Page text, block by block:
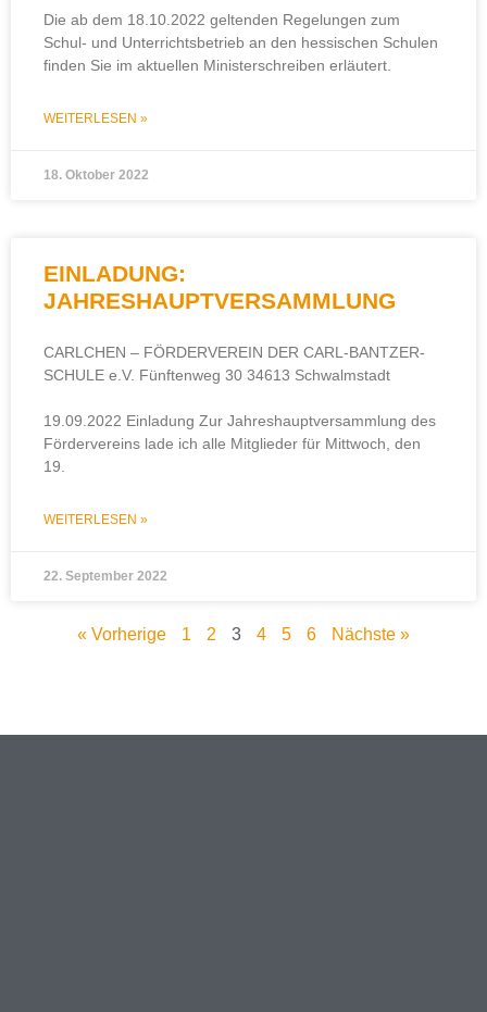
Die ab dem 18.10.2022 geltenden Regelungen zum
Schul- und Unterrichtsbetrieb an den hessischen Schulen
finden Sie im aktuellen Ministerschreiben erläutert. ​
WEITERLESEN »
18. Oktober 2022
EINLADUNG:
JAHRESHAUPTVERSAMMLUNG
CARLCHEN – FÖRDERVEREIN DER CARL-BANTZER-
SCHULE e.V. Fünftenweg 30 34613 Schwalmstadt
19.09.2022 Einladung Zur Jahreshauptversammlung des
Fördervereins lade ich alle Mitglieder für Mittwoch, den
19.
WEITERLESEN »
22. September 2022
« Vorherige 1 2 3 4 5 6 Nächste »